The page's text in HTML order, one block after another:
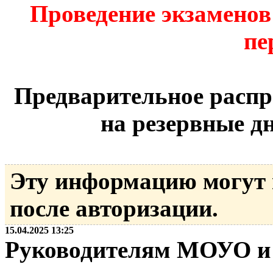
Проведение
Предварительное
на резервные
Эту информацию могут
после авторизации.
15.04.2025 13:25
Руководителям МОУО